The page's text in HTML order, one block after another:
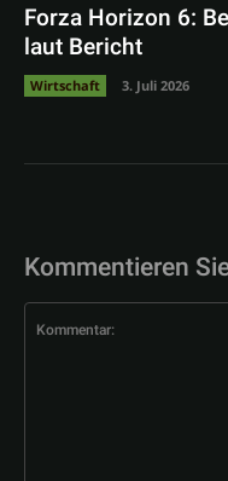
Forza Horizon 6:
laut Bericht
Wirtschaft 3. Juli 2026
Kommentieren